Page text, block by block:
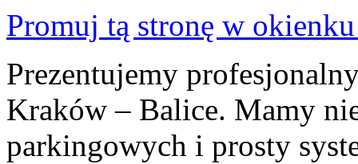
Promuj tą stronę w
Prezentujemy
Kraków – Balice. Mamy
parkingowych i prosty